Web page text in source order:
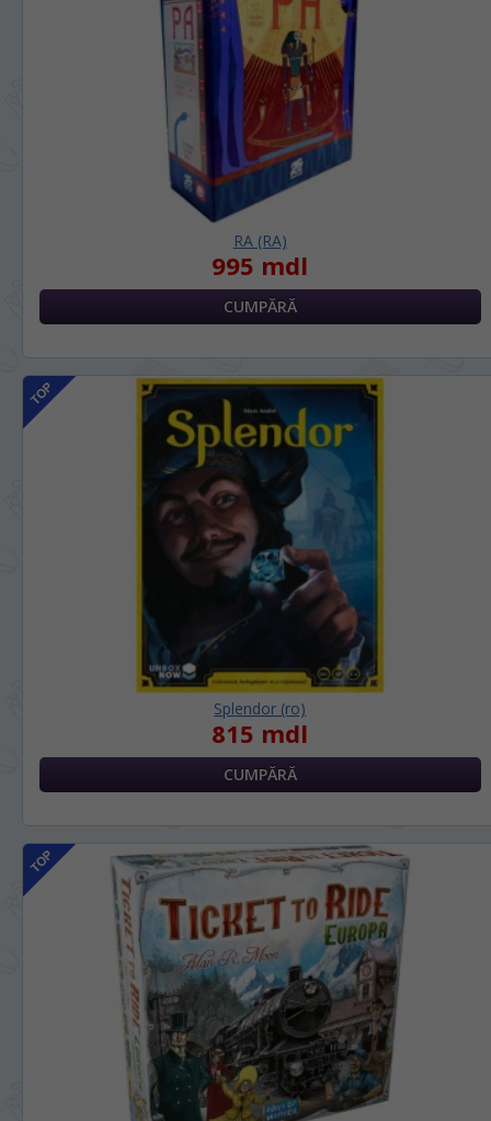
RA (RA)
995 mdl
Splendor (ro)
815 mdl
nostru?
На каком языке Вы хотите
просматривать наш сайт?
Vă vom deranja doar o singură dată, apoi
vă vom salva alegerea limbii.
Беспокоим Вас только один раз, далее
сохраним Ваш выбор языка.
Dacă doriți să schimbați limba site-ului,
puteți oricând să faceți asta în colțul din
Если вы хотите переключить язык сайта,
верхнем углу страницы.